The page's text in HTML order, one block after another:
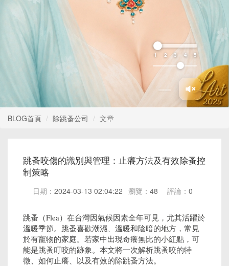
1 2 3 4 5
BLOG首頁 除跳蚤公司 文章
跳蚤咬傷的識別與管理：止癢方法及有效除蚤控
制策略
日期： 2024-03-13 02:04:22 瀏覽： 48 評論： 0
跳蚤（Flea）在台灣因氣候因素全年可見，尤其活躍於
溫暖季節。跳蚤喜歡潮濕、溫暖和陰暗的地方，常見
於有寵物的家庭。若家中出現奇癢無比的小紅點，可
能是跳蚤叮咬的跡象。本文將一次解析跳蚤咬的特
徵、如何止癢、以及有效的除跳蚤方法。